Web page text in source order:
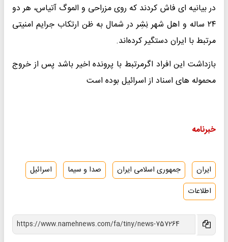
در بیانیه ای فاش کردند که روی مزراحی و الموگ آتیاس، هر دو
۲۴ ساله و اهل شهر نِشِر در شمال به ظن ارتکاب جرایم امنیتی
مرتبط با ایران دستگیر کرده‌اند.
بازداشت این افراد اگرمرتبط با پرونده اخیر باشد پس از خروج
محموله های اسناد از اسرائیل بوده است
خبرنامه
ایران جمهوری اسلامی ایران صدا و سیما
اسرائیل
اطلاعات